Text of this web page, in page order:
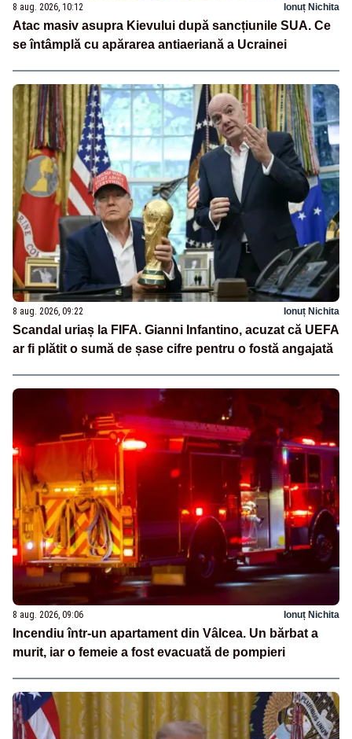
8 aug. 2026, 10:12 Ionuț Nichita
Atac masiv asupra Kievului după sancțiunile SUA. Ce
se întâmplă cu apărarea antiaeriană a Ucrainei
8 aug. 2026, 09:22 Ionuț Nichita
Scandal uriaș la FIFA. Gianni Infantino, acuzat că UEFA
ar fi plătit o sumă de șase cifre pentru o fostă angajată
8 aug. 2026, 09:06 Ionuț Nichita
Incendiu într-un apartament din Vâlcea. Un bărbat a
murit, iar o femeie a fost evacuată de pompieri